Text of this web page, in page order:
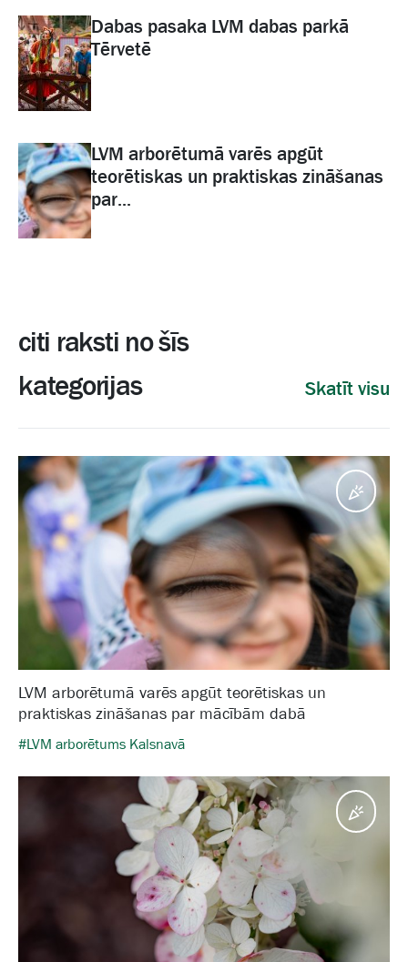
Dabas pasaka LVM dabas parkā
Tērvetē
LVM arborētumā varēs apgūt
teorētiskas un praktiskas zināšanas
par...
citi raksti no šīs
kategorijas
Skatīt visu
LVM arborētumā varēs apgūt teorētiskas un
praktiskas zināšanas par mācībām dabā
#LVM arborētums Kalsnavā